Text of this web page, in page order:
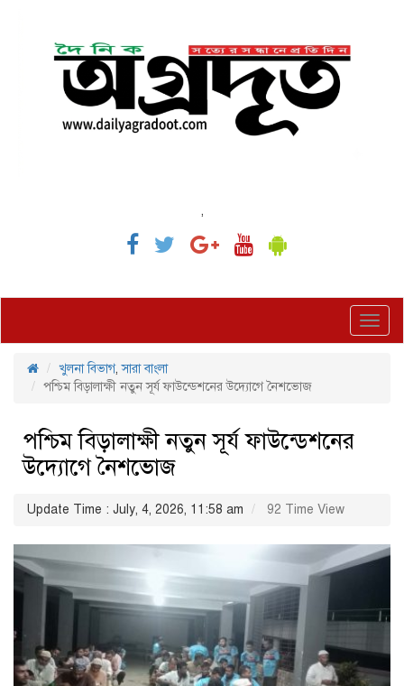
,
খুলনা বিভাগ,সারা বাংলা
পশ্চিম বিড়ালাক্ষী নতুন সূর্য ফাউন্ডেশনের উদ্যোগে নৈশভোজ
পশ্চিম বিড়ালাক্ষী নতুন সূর্য ফাউন্ডেশনের
উদ্যোগে নৈশভোজ
Update Time : July, 4, 2026, 11:58 am 92 Time View